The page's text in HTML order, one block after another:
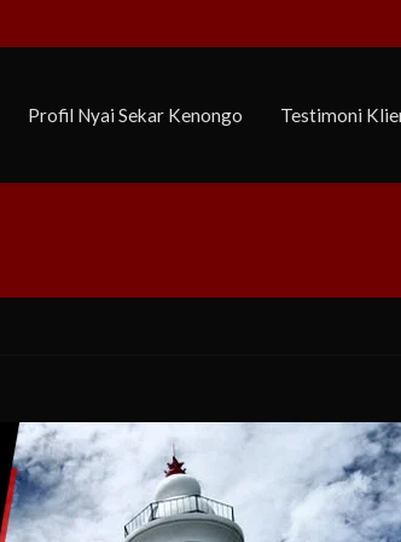
Profil Nyai Sekar Kenongo Testimoni